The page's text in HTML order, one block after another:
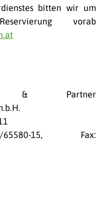
bitten wir um
vorab
& Partner
65580-15, Fax: